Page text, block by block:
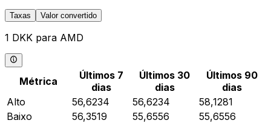
Taxas Valor convertido
1 DKK para AMD
Métrica
Últimos 7
dias
Últimos 30
dias
Últimos 90
dias
Alto
56,6234 56,6234
58,1281
Baixo
56,3519 55,6556
55,6556